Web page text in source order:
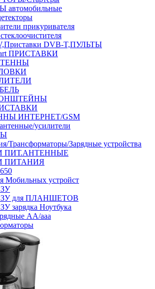
прикуривателя
DVB-T,ПУЛЬТЫ
ПРИСТАВКИ
ИНТЕРНЕТ/GSM
усилители
Трансформаторы/Зарядные устройства
ПИТ.АНТЕННЫЕ
ПИТАНИЯ
Мобильных устройст
для ПЛАНШЕТОВ
зарядка Ноутбука
АА/ааа